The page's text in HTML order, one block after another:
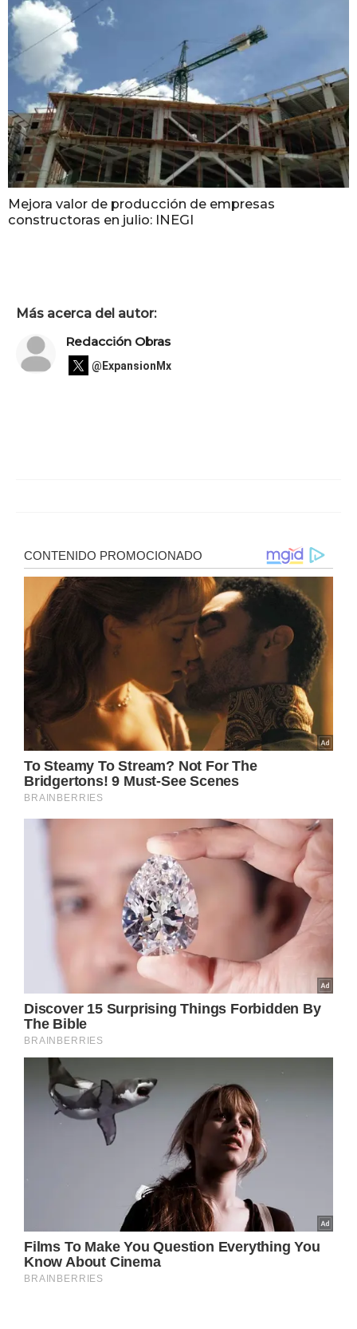
Mejora valor de producción de empresas
constructoras en julio: INEGI
Más acerca del autor:
Redacción Obras
@ExpansionMx